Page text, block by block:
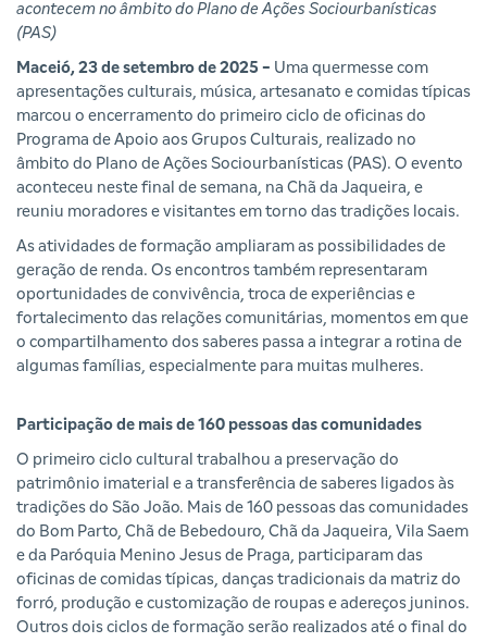
acontecem no âmbito do Plano de Ações Sociourbanísticas
(PAS)
Maceió, 23 de setembro de 2025 - Uma quermesse com
apresentações culturais, música, artesanato e comidas típicas
marcou o encerramento do primeiro ciclo de oficinas do
Programa de Apoio aos Grupos Culturais, realizado no
âmbito do Plano de Ações Sociourbanísticas (PAS). O evento
aconteceu neste final de semana, na Chã da Jaqueira, e
reuniu moradores e visitantes em torno das tradições locais.
As atividades de formação ampliaram as possibilidades de
geração de renda. Os encontros também representaram
oportunidades de convivência, troca de experiências e
fortalecimento das relações comunitárias, momentos em que
o compartilhamento dos saberes passa a integrar a rotina de
algumas famílias, especialmente para muitas mulheres.
Participação de mais de 160 pessoas das comunidades
O primeiro ciclo cultural trabalhou a preservação do
patrimônio imaterial e a transferência de saberes ligados às
tradições do São João. Mais de 160 pessoas das comunidades
do Bom Parto, Chã de Bebedouro, Chã da Jaqueira, Vila Saem
e da Paróquia Menino Jesus de Praga, participaram das
oficinas de comidas típicas, danças tradicionais da matriz do
forró, produção e customização de roupas e adereços juninos.
Outros dois ciclos de formação serão realizados até o final do